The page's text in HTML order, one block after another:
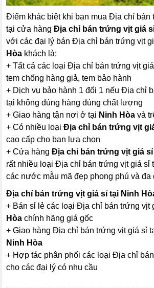
Điểm khác biệt khi bạn mua Địa chỉ bán
tại cửa hàngĐịa chỉ bán trứng vịt giá
với các đại lý bán Địa chỉ bán trứng vịt
Hòa khách là:
+ Tất cả các loại Địa chỉ bán trứng vịt
tem chống hàng giả, tem bảo hành
+ Dịch vụ bảo hành 1 đổi 1 nếu Địa chỉ
tại không đúng hàng đúng chất lượng
+ Giao hàng tận nơi ở tại Ninh Hòa và
+ Có nhiều loạiĐịa chỉ bán trứng vịt
cao cấp cho bạn lựa chọn
+ Cửa hàngĐịa chỉ bán trứng vịt giá
rất nhiều loại Địa chỉ bán trứng vịt giá sỉ
các nước mẫu mã đẹp phong phú và đa
Địa chỉ bán trứng vịt giá sỉ tại Ninh
+ Bán sỉ lẻ các loại Địa chỉ bán trứng vịt
Hòa chính hãng giá gốc
+ Giao hàng Địa chỉ bán trứng vịt giá sỉ
Ninh Hòa
+ Hợp tác phân phối các loại Địa chỉ
cho các đại lý có nhu cầu